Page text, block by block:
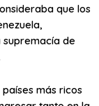
que los
supremacía de
más ricos